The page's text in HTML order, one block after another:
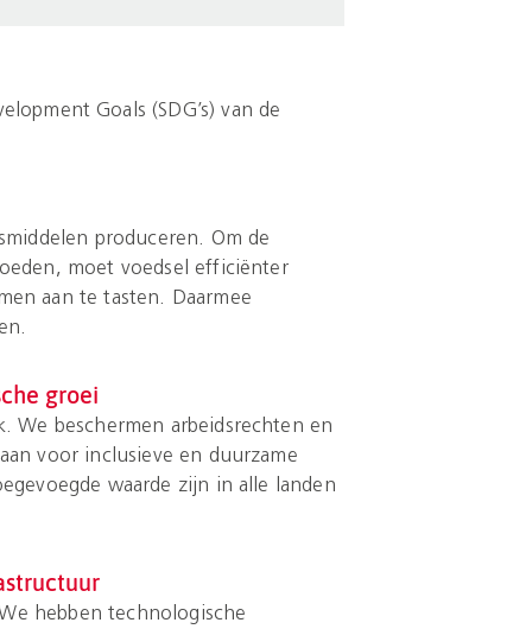
Goals (SDG’s) van de
produceren. Om de
moet voedsel efficiënter
aan te tasten. Daarmee
groei
We beschermen arbeidsrechten en
voor inclusieve en duurzame
waarde zijn in alle landen
hebben technologische